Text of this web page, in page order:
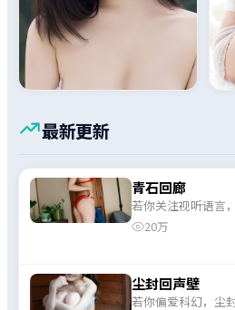
最新更新
青石回廊
若你关注视听语言
对惊悚情绪有辅助
20万
尘封回声壁
若你偏爱科幻，尘